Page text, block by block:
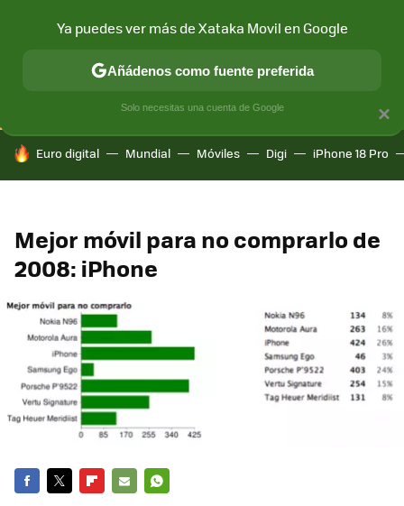
CONECTIVIDAD MÓVIL Y SOCIEDAD APLICACIONES
HOY SE HABLA DE
Euro digital Mundial Móviles Digi iPhone 18 Pro
Mejor móvil para no comprarlo de
2008: iPhone
×
Ya puedes ver más de Xataka Movil en Google
Añádenos como fuente preferida
Solo necesitas una cuenta de Google